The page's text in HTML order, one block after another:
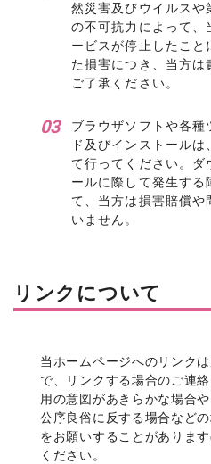
然災害及びウイルスや
の不可抗力によって、
ービスが停止したこと
た損害につき、当方は
ご了承ください。
ブラウザソフトや各種
ド及びインストール
て行ってください。ダ
ールに際して発生する
て、当方は損害賠償や
いません。
リンクについて
当ホームページへのリンク
で、リンクする場合のご連
用の意図があきらかな場合
公序良俗に反する場合など
をお願いすることがありま
ください。